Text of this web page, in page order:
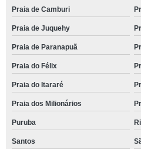
Praia de Camburi
Praia de Juquehy
Praia de Paranapuã
Praia do Félix
Praia do Itararé
Praia dos Milionários
Puruba
Santos